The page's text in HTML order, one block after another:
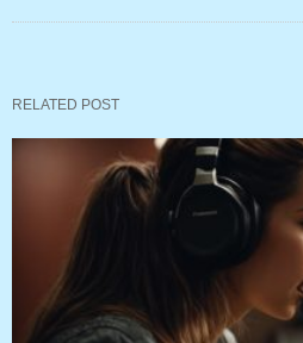
RELATED POST